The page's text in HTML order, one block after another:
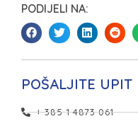
PODIJELI NA:
POŠALJITE UPIT
+ 385 1 4873 061